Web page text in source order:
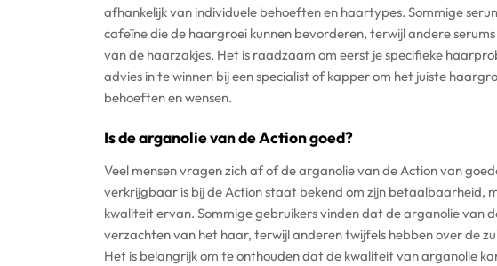
afhankelijk van individuele behoeften en haartypes. Sommige
cafeïne die de haargroei kunnen bevorderen, terwijl andere
van de haarzakjes. Het is raadzaam om eerst je specifieke
advies in te winnen bij een specialist of kapper om het juiste
behoeften en wensen.
Is de arganolie van de Action goed?
Veel mensen vragen zich af of de arganolie van de Action van
verkrijgbaar is bij de Action staat bekend om zijn betaalbaarheid,
kwaliteit ervan. Sommige gebruikers vinden dat de arganolie van
verzachten van het haar, terwijl anderen twijfels hebben over de
Het is belangrijk om te onthouden dat de kwaliteit van arganolie